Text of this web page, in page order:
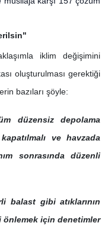
iklim değişimini
oluşturulması gerektiği
bazıları şöyle:
düzensiz depolama
ve havzada
sonrasında düzenli
balast gibi atıklarının
önlemek için denetimler